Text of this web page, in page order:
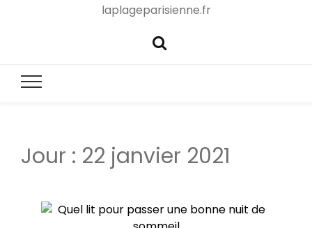
laplageparisienne.fr
Jour : 22 janvier 2021